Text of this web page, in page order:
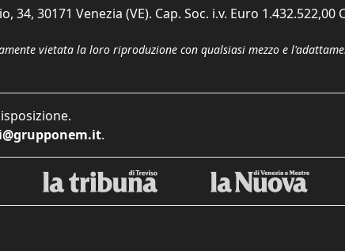
30171 Venezia (VE). Cap. Soc. i.v. Euro 1.432.522,00
vietata la loro riproduzione con qualsiasi mezzo e
.